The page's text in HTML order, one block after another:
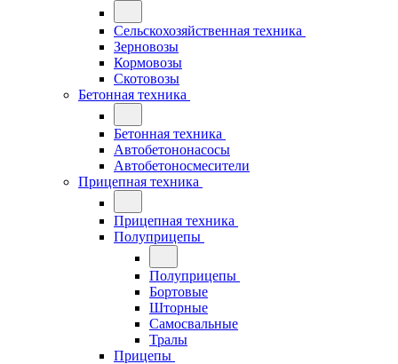
Сельскохозяйственная техника
Зерновозы
Кормовозы
Скотовозы
Бетонная техника
Бетонная техника
Автобетононасосы
Автобетоносмесители
Прицепная техника
Прицепная техника
Полуприцепы
Полуприцепы
Бортовые
Шторные
Самосвальные
Тралы
Прицепы